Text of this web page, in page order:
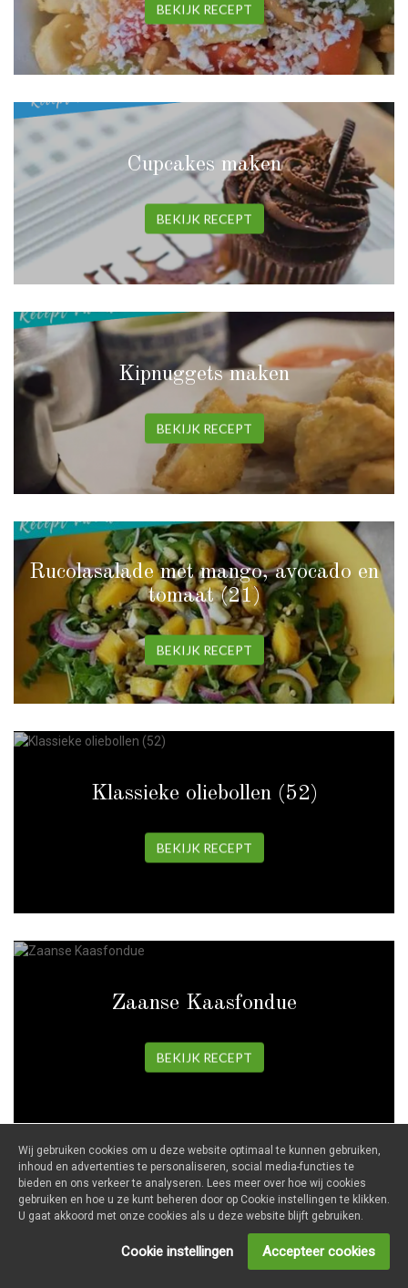
BEKIJK RECEPT
Cupcakes maken
BEKIJK RECEPT
Kipnuggets maken
BEKIJK RECEPT
Rucolasalade met mango, avocado en
tomaat (21)
BEKIJK RECEPT
Klassieke oliebollen (52)
BEKIJK RECEPT
Zaanse Kaasfondue
BEKIJK RECEPT
Gegrilde asperges met biefstuk (49)
BEKIJK RECEPT
Wij gebruiken cookies om u deze website optimaal te kunnen gebruiken,
inhoud en advertenties te personaliseren, social media-functies te
bieden en ons verkeer te analyseren. Lees meer over hoe wij cookies
gebruiken en hoe u ze kunt beheren door op Cookie instellingen te klikken.
U gaat akkoord met onze cookies als u deze website blijft gebruiken.
Cookie instellingen Accepteer cookies